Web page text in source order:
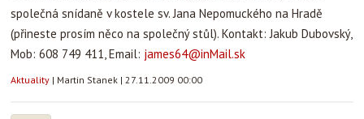
společná snídaně v kostele sv. Jana Nepomuckého na Hradě
(přineste prosím něco na společný stůl). Kontakt: Jakub Dubovský,
Mob: 608 749 411, Email: james64@inMail.sk
Aktuality | Martin Stanek | 27.11.2009 00:00